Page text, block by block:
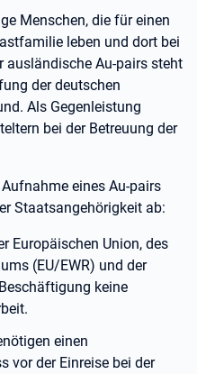
Menschen, die für einen
leben und dort bei
ausländische Au-pairs steht
der deutschen
Als Gegenleistung
bei der Betreuung der
eines Au-pairs
Staatsangehörigkeit ab:
Europäischen Union, des
(EU/EWR) und der
keine
einen
vor der Einreise bei der